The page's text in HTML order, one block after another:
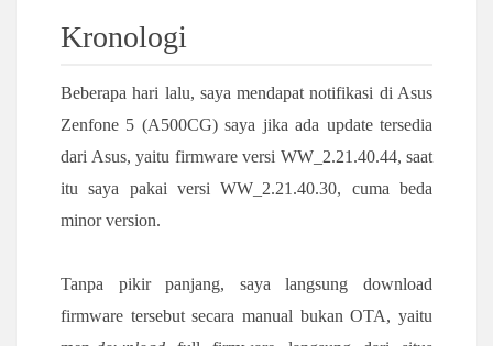
Kronologi
Beberapa hari lalu, saya mendapat notifikasi di Asus
Zenfone 5 (A500CG) saya jika ada update tersedia
dari Asus, yaitu firmware versi WW_2.21.40.44, saat
itu saya pakai versi WW_2.21.40.30, cuma beda
minor version.
Tanpa pikir panjang, saya langsung download
firmware tersebut secara manual bukan OTA, yaitu